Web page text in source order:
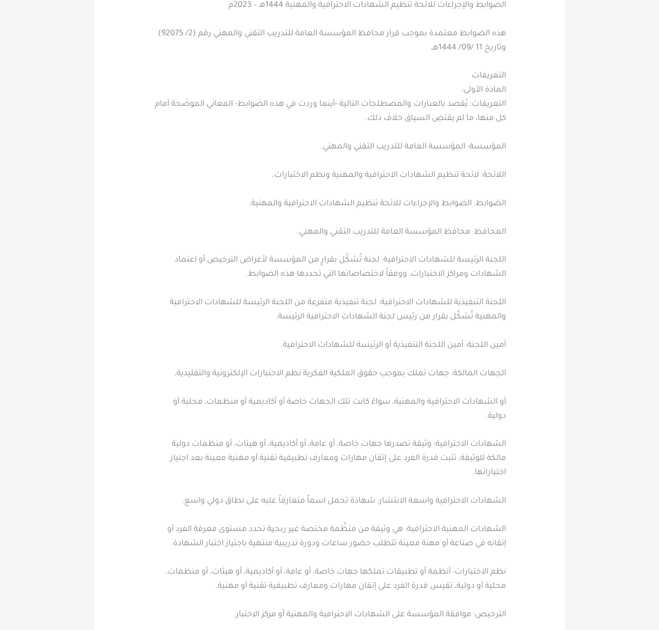
الضوابط والإجراءات للائحة تنظيم الشهادات الاحترافية والمهنية 1444هـ – 2023م
هذه الضوابط معتمدة بموجب قرار محافظ المؤسسة العامة للتدريب التقني والمهني رقم (2/ 92075)
وتاريخ 11 /09/ 1444هــ
التعريفات
المادة الأولى:
التعريفات: يُقصد بالعبارات والمصطلحات التالية -أينما وردت في هذه الضوابط- المعاني الموضَحة أمام
كل منها، ما لم يقتضِ السياق خلاف ذلك.
المؤسسة: المؤسسة العامة للتدريب التقني والمهني.
اللائحة: لائحة تنظيم الشهادات الاحترافية والمهنية ونظم الاختبارات.
الضوابط: الضوابط والإجراءات للائحة تنظيم الشهادات الاحترافية والمهنية.
المحافظ: محافظ المؤسسة العامة للتدريب التقني والمهني.
اللجنة الرئيسة للشهادات الاحترافية: لجنة تُشكَّل بقرارٍ من المؤسسة لأغراض الترخيص أو اعتماد
الشهادات ومراكز الاختبارات، ووفقاً لاختصاصاتها التي تحددها هذه الضوابط.
اللجنة التنفيذية للشهادات الاحترافية: لجنة تنفيذية متفرعة من اللجنة الرئيسة للشهادات الاحترافية
والمهنية تُشكَّل بقرار من رئيس لجنة الشهادات الاحترافية الرئيسة.
أمين اللجنة: أمين اللجنة التنفيذية أو الرئيسة للشهادات الاحترافية.
الجهات المالكة: جهات تملك بموجب حقوق الملكية الفكرية نظم الاختبارات الإلكترونية والتقليدية،
أو الشهادات الاحترافية والمهنية، سواءً كانت تلك الجهات خاصة أو أكاديمية أو منظمات، محلية أو
دولية.
الشهادات الاحترافية: وثيقة تصدرها جهات خاصة، أو عامة، أو أكاديمية، أو هيئات، أو منظمات دولية
مالكة للوثيقة، تثبت قدرة الفرد على إتقان مهارات ومعارف تطبيقية تقنية أو مهنية معينة بعد اجتياز
اختباراتها.
الشهادات الاحترافية واسعة الانتشار: شهادة تحمل اسماً متعارفاً عليه على نطاق دولي واسع.
الشهادات المهنية الاحترافية: هي وثيقة من منظَّمة مختصة غير ربحية تحدد مستوى معرفة الفرد أو
إتقانه في صناعة أو مهنة معينة تتطلب حضور ساعات ودورة تدريبية منتهية باجتياز اختبار الشهادة.
نظم الاختبارات: أنظمة أو تطبيقات تملكها جهات خاصة، أو عامة، أو أكاديمية، أو هيئات، أو منظمات،
محلية أو دولية، تقيس قدرة الفرد على إتقان مهارات ومعارف تطبيقية تقنية أو مهنية.
الترخيص: موافقة المؤسسة على الشهادات الاحترافية والمهنية أو مركز الاختبار.